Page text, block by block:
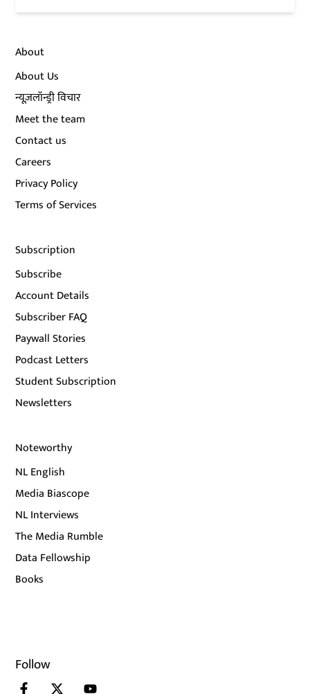
About
About Us
न्यूज़लॉन्ड्री विचार
Meet the team
Contact us
Careers
Privacy Policy
Terms of Services
Subscription
Subscribe
Account Details
Subscriber FAQ
Paywall Stories
Podcast Letters
Student Subscription
Newsletters
Noteworthy
NL English
Media Biascope
NL Interviews
The Media Rumble
Data Fellowship
Books
Follow